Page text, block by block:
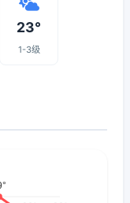
23°
1-3级